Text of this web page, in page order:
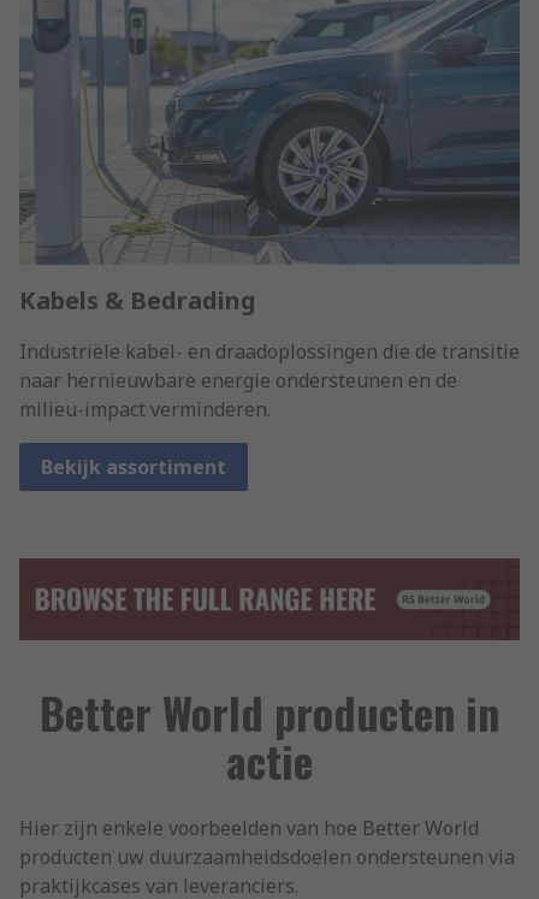
Kabels & Bedrading
Industriële kabel- en draadoplossingen die de transitie
naar hernieuwbare energie ondersteunen en de
milieu-impact verminderen.
Bekijk assortiment
Better World producten in
actie
Hier zijn enkele voorbeelden van hoe Better World
producten uw duurzaamheidsdoelen ondersteunen via
praktijkcases van leveranciers.